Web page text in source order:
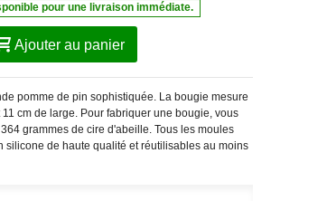
pour une livraison immédiate.
Ajouter au panier
pomme de pin sophistiquée. La bougie mesure
11 cm de large. Pour fabriquer une bougie, vous
grammes de cire d'abeille. Tous les moules
silicone de haute qualité et réutilisables au moins